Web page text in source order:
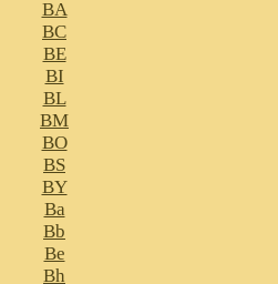
BA
BC
BE
BI
BL
BM
BO
BS
BY
Ba
Bb
Be
Bh